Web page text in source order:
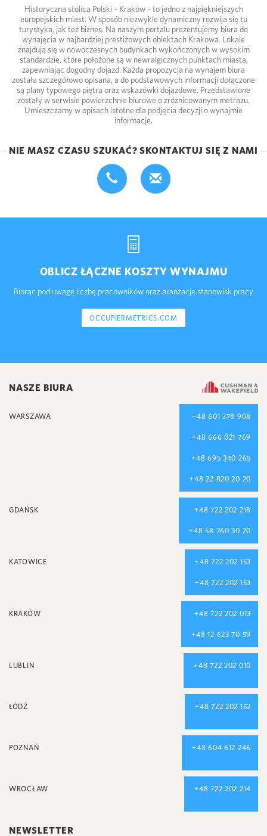
Historyczna stolica Polski – Kraków – to jedno z najpiękniejszych
europejskich miast. W sposób niezwykle dynamiczny rozwija się tu
turystyka, jak też biznes. Na naszym portalu prezentujemy biura do
wynajęcia w najbardziej prestiżowych obiektach Krakowa. Lokale
znajdują się w nowoczesnych budynkach wykończonych w wysokim
standardzie, które położone są w newralgicznych punktach miasta,
zapewniając dogodny dojazd. Każda propozycja na wynajem biura
została szczegółowo opisana, a do podstawowych informacji dołączone
są plany typowego piętra oraz wskazówki dojazdowe. Przedstawione
zostały w serwisie powierzchnie biurowe o zróżnicowanym metrażu.
Umieszczamy w opisach istotne dla podjęcia decyzji o wynajmie
informacje.
NIE MASZ CZASU SZUKAĆ? SKONTAKTUJ SIĘ Z NAMI
OBLICZ ŁĄCZNE KOSZTY WYNAJMU
Biorąc pod uwagę liczbę pracowników oraz aranżację stanowisk pracy
OCCUPIERMETRICS.COM
NASZE BIURA
WARSZAWA +48 601 378 908
+48 666 021 769
+48 695 340 265
+48 22 820 20 20
GDAŃSK +48 722 202 218
+48 58 760 30 20
KATOWICE +48 722 202 153
+48 722 202 153
KRAKÓW +48 722 202 013
+48 12 623 70 59
LUBLIN +48 722 202 010
ŁÓDŹ +48 722 202 152
POZNAŃ +48 604 612 246
WROCŁAW +48 722 202 214
NEWSLETTER